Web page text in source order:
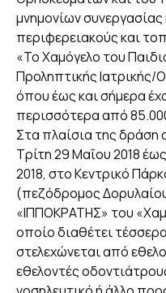
μνημονίων συνεργασίας
περιφερειακούς και
«Το Χαμόγελο του
Προληπτικής Ιατρικής/
όπου έως και σήμερα
περισσότερα από
Στα πλαίσια της δράση
Τρίτη 29 Μαΐου 2018
2018, στο Κεντρικό
(πεζόδρομος
«ΙΠΠΟΚΡΑΤΗΣ» του
οποίο διαθέτει
στελεχώνεται από
εθελοντές